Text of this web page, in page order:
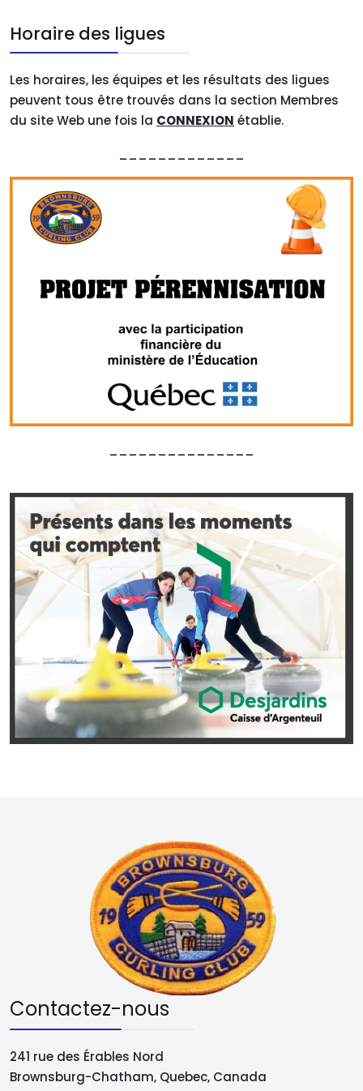
Horaire des ligues
Les horaires, les équipes et les résultats des ligues
peuvent tous être trouvés dans la section Membres
du site Web une fois la CONNEXION établie.
_______________
Contactez-nous
241 rue des Érables Nord
Brownsburg-Chatham, Quebec, Canada